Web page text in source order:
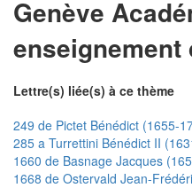
Genève
enseignement
Lettre(s) liée(s) à ce thème
249 de Pictet Bénédict (1655-
285 a Turrettini Bénédict II
1660 de Basnage Jacques
1668 de Ostervald Jean-